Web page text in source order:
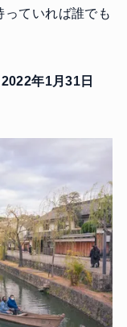
ていれば誰でも
年1月31日